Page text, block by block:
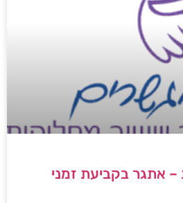
אתגר בקביעת זמני